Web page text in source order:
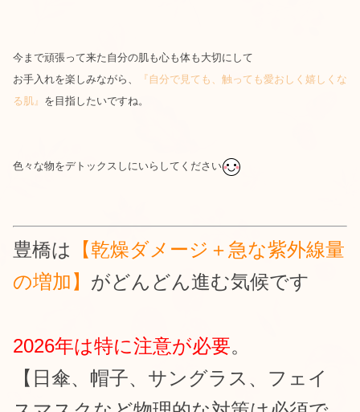
今まで頑張って来た自分の肌も心も体も大切にして
お手入れを楽しみながら、
『自分で見ても、触っても愛おしく嬉しくな
る肌』 を目指したいですね。
色々な物をデトックスしにいらしてください
豊橋は
【乾燥ダメージ＋急な紫外線量
の増加】 がどんどん進む気候です
2026年は特に注意が必要。
【日傘、帽子、サングラス、フェイ